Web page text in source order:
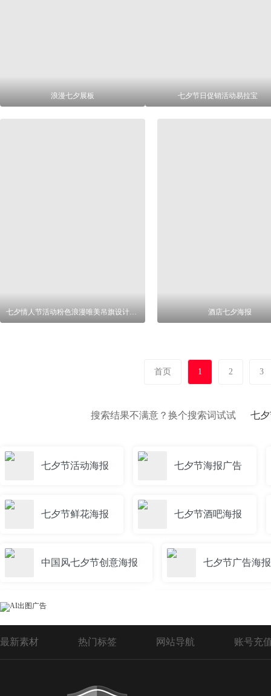
浪漫七夕展板 七夕节日促销活动易拉宝
七夕情人节活动粉色浪漫唯美吊旗设计素材 酒店七夕海报
首页 1 2 3
搜索结果不满意？换个搜索词试试 七
七夕节活动海报 七夕节海报广告
七夕节鲜花海报 七夕节酒吧海报
中国风七夕节创意海报 七夕节广告海报
七夕节海报淘宝电商
七夕节海报中国风 服装七夕节海报
最新素材 热门标签 网站导航 账号充